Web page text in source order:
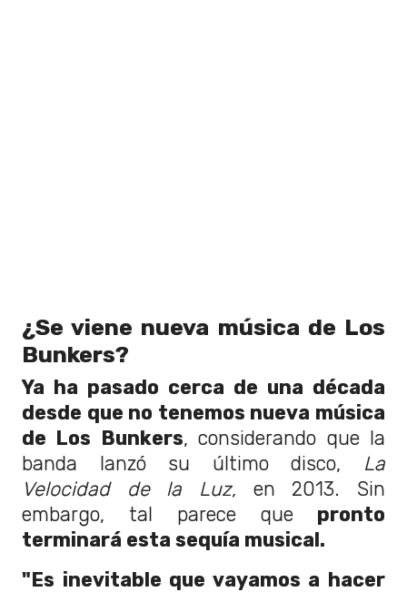
¿Se viene nueva música de Los
Bunkers?
Ya ha pasado cerca de una década
desde que no tenemos nueva música
de Los Bunkers, considerando que la
banda lanzó su último disco, La
Velocidad de la Luz, en 2013. Sin
embargo, tal parece que pronto
terminará esta sequía musical.
"Es inevitable que vayamos a hacer